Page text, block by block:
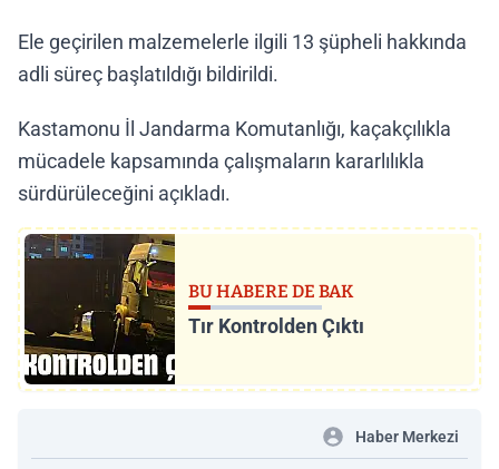
Ele geçirilen malzemelerle ilgili 13 şüpheli hakkında
adli süreç başlatıldığı bildirildi.
Kastamonu İl Jandarma Komutanlığı, kaçakçılıkla
mücadele kapsamında çalışmaların kararlılıkla
sürdürüleceğini açıkladı.
BU HABERE DE BAK
Tır Kontrolden Çıktı
Haber Merkezi